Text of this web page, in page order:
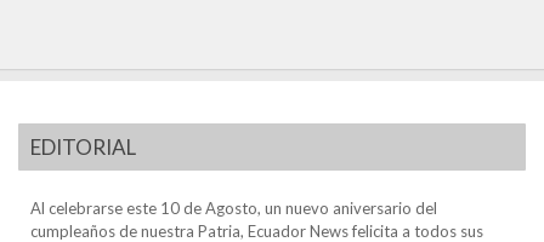
EDITORIAL
Al celebrarse este 10 de Agosto, un nuevo aniversario del
cumpleaños de nuestra Patria, Ecuador News felicita a todos sus